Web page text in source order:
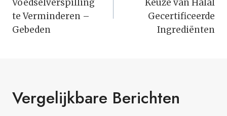
Voedselverspilling
te Verminderen –
Gebeden
Keuze van Halal
Gecertificeerde
Ingrediënten
Vergelijkbare Berichten